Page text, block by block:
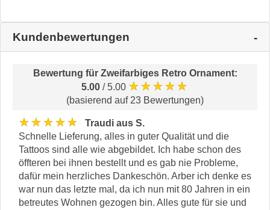
Kundenbewertungen
Bewertung für Zweifarbiges Retro Ornament:
5.00 / 5.00 ★★★★★
(basierend auf 23 Bewertungen)
★★★★★
Traudi aus S.
Schnelle Lieferung, alles in guter Qualität und die
Tattoos sind alle wie abgebildet. Ich habe schon des
öffteren bei ihnen bestellt und es gab nie Probleme,
dafür mein herzliches Dankeschön. Arber ich denke es
war nun das letzte mal, da ich nun mit 80 Jahren in ein
betreutes Wohnen gezogen bin. Alles gute für sie und